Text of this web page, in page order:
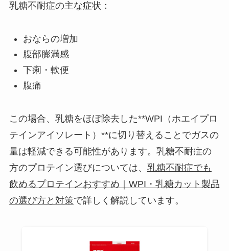
乳糖不耐症の主な症状：
おならの増加
腹部膨満感
下痢・軟便
腹痛
この場合、乳糖をほぼ除去した**WPI（ホエイプロ
テインアイソレート）**に切り替えることでガスの
量は軽減できる可能性があります。乳糖不耐症の
方のプロテイン選びについては、 乳糖不耐症でも
飲めるプロテインおすすめ｜WPI・乳糖カット製品
の選び方と対策で詳しく解説しています。